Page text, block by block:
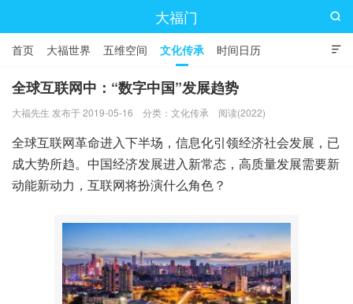
大福门

首页 大福世界 五维空间 文化传承 时间日历

全球互联网中：“数字中国”发展趋势
大福先生 发布于 2019-05-16 分类： 文化传承 阅读(2022)
全球互联网革命进入下半场，信息化引领经济社会发展，已
成大势所趋。中国经济发展进入新常态，高质量发展需要新
动能新动力，互联网将扮演什么角色？